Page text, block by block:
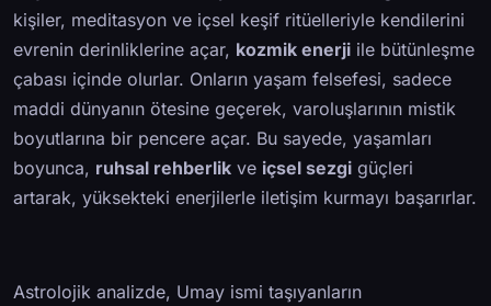
kişiler, meditasyon ve içsel keşif ritüelleriyle kendilerini
evrenin derinliklerine açar, kozmik enerji ile bütünleşme
çabası içinde olurlar. Onların yaşam felsefesi, sadece
maddi dünyanın ötesine geçerek, varoluşlarının mistik
boyutlarına bir pencere açar. Bu sayede, yaşamları
boyunca, ruhsal rehberlik ve içsel sezgi güçleri
artarak, yüksekteki enerjilerle iletişim kurmayı başarırlar.
Astrolojik analizde, Umay ismi taşıyanların